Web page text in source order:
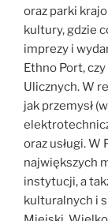
oraz parki
kultury, gdzie
imprezy i
Ethno Port,
Ulicznych. W
jak przemysł
oraz usługi. W
największych
instytucji, a
kulturalnych i